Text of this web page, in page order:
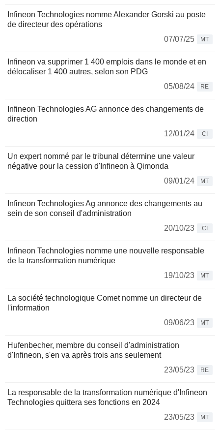
Infineon Technologies nomme Alexander Gorski au poste
de directeur des opérations
07/07/25
MT
Infineon va supprimer 1 400 emplois dans le monde et en
délocaliser 1 400 autres, selon son PDG
05/08/24
RE
Infineon Technologies AG annonce des changements de
direction
12/01/24
CI
Un expert nommé par le tribunal détermine une valeur
négative pour la cession d'Infineon à Qimonda
09/01/24
MT
Infineon Technologies Ag annonce des changements au
sein de son conseil d'administration
20/10/23
CI
Infineon Technologies nomme une nouvelle responsable
de la transformation numérique
19/10/23
MT
La société technologique Comet nomme un directeur de
l'information
09/06/23
MT
Hufenbecher, membre du conseil d'administration
d'Infineon, s'en va après trois ans seulement
23/05/23
RE
La responsable de la transformation numérique d'Infineon
Technologies quittera ses fonctions en 2024
23/05/23
MT